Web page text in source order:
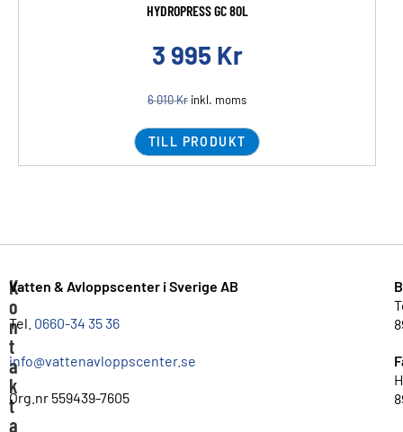
HYDROPRESS GC 80L
3 995 Kr
6 010Kr inkl. moms
TILL PRODUKT
K
o
n
t
a
k
t
a
Vatten & Avloppscenter i Sverige AB
Tel. 0660-34 35 36
info@vattenavloppscenter.se
Org.nr 559439-7605